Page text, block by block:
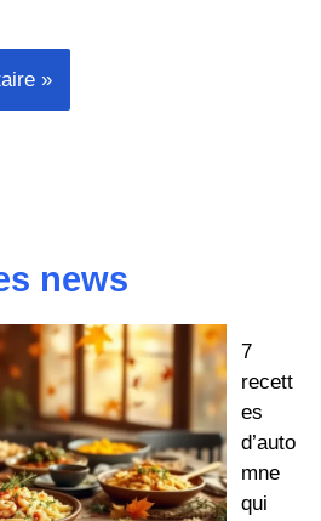
news
7
recett
es
d’auto
mne
qui